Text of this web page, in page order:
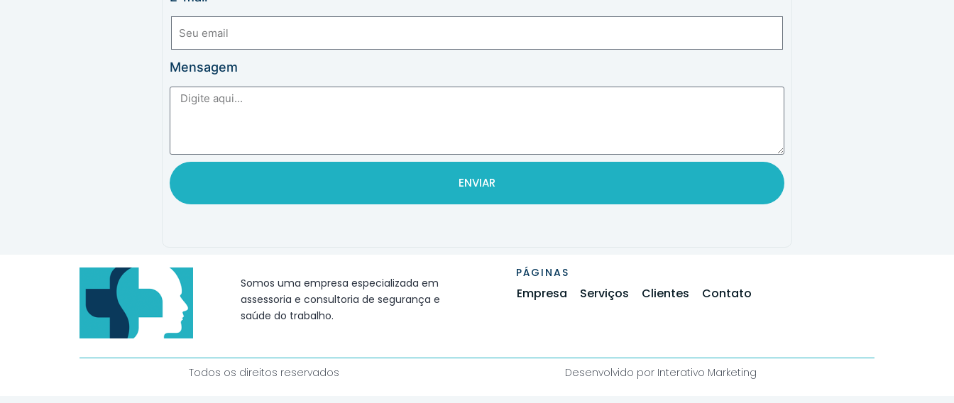
Mensagem
ENVIAR
Somos uma empresa especializada em
assessoria e consultoria de segurança e
saúde do trabalho.
PÁGINAS
Empresa Serviços Clientes Contato
Todos os direitos reservados Desenvolvido por Interativo Marketing